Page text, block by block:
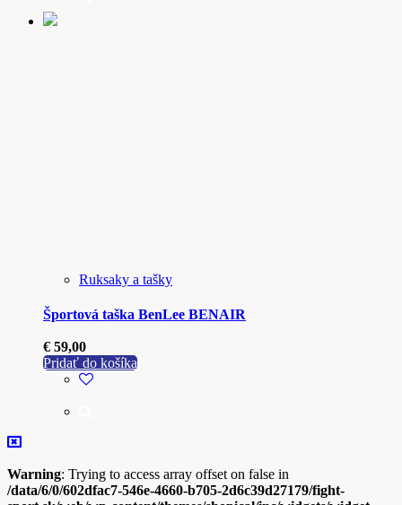
Ruksaky a tašky
Športová taška BenLee BENAIR
€ 59,00
Pridať do košíka
Warning: Trying to access array offset on false in
/data/6/0/602dfac7-546e-4660-b705-2d6c39d27179/fight-